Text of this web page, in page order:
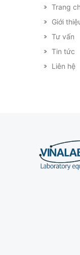
Trang
Giới
Tư vấn
Tin tức
Liên hệ